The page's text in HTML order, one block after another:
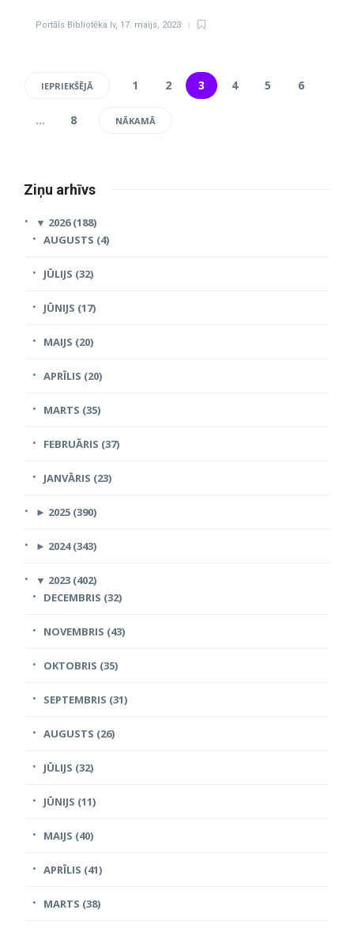
Portāls Bibliotēka.lv, 17. maijs, 2023
IEPRIEKŠĒJĀ 1 2 3 4 5 6
… 8 NĀKAMĀ
Ziņu arhīvs
▼ 2026 (188)
AUGUSTS (4)
JŪLIJS (32)
JŪNIJS (17)
MAIJS (20)
APRĪLIS (20)
MARTS (35)
FEBRUĀRIS (37)
JANVĀRIS (23)
► 2025 (390)
► 2024 (343)
▼ 2023 (402)
DECEMBRIS (32)
NOVEMBRIS (43)
OKTOBRIS (35)
SEPTEMBRIS (31)
AUGUSTS (26)
JŪLIJS (32)
JŪNIJS (11)
MAIJS (40)
APRĪLIS (41)
MARTS (38)